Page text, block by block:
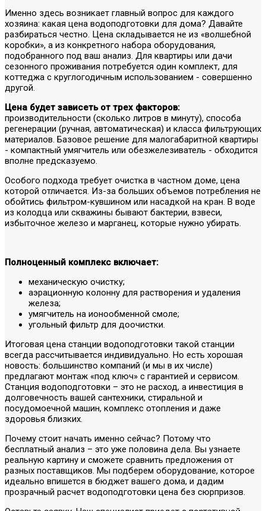
Именно здесь возникает главный вопрос для каждого
хозяина: какая цена водоподготовки для дома? Давайте
разбираться честно. Цена складывается не из «волшебной
коробки», а из конкретного набора оборудования,
подобранного под ваш анализ. Для квартиры или дачи
сезонного проживания потребуется один комплект, для
коттеджа с круглогодичным использованием - совершенно
другой.
Цена будет зависеть от трех факторов:
производительности (сколько литров в минуту), способа
регенерации (ручная, автоматическая) и класса фильтрующих
материалов. Базовое решение для малогабаритной квартиры
- компактный умягчитель или обезжелезиватель - обходится
вполне предсказуемо.
Особого подхода требует очистка в частном доме, цена
которой отличается. Из-за больших объемов потребления не
обойтись фильтром-кувшином или насадкой на кран. В воде
из колодца или скважины бывают бактерии, взвеси,
избыточное железо и марганец, которые нужно убирать.
Полноценный комплекс включает:
механическую очистку;
аэрационную колонну для растворения и удаления
железа;
умягчитель на ионообменной смоле;
угольный фильтр для доочистки.
Итоговая цена станции водоподготовки такой станции
всегда рассчитывается индивидуально. Но есть хорошая
новость: большинство компаний (и мы в их числе)
предлагают монтаж «под ключ» с гарантией и сервисом.
Станция водоподготовки – это не расход, а инвестиция в
долговечность вашей сантехники, стиральной и
посудомоечной машин, комплекс отопления и даже
здоровья близких.
Почему стоит начать именно сейчас? Потому что
бесплатный анализ – это уже половина дела. Вы узнаете
реальную картину и сможете сравнить предложения от
разных поставщиков. Мы подберем оборудование, которое
идеально впишется в бюджет вашего дома, и дадим
прозрачный расчет водоподготовки цена без сюрпризов.